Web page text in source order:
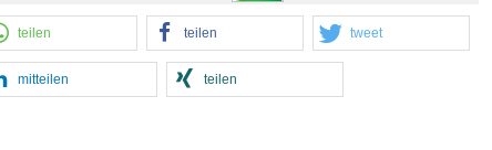
teilen teilen tweet
mitteilen teilen